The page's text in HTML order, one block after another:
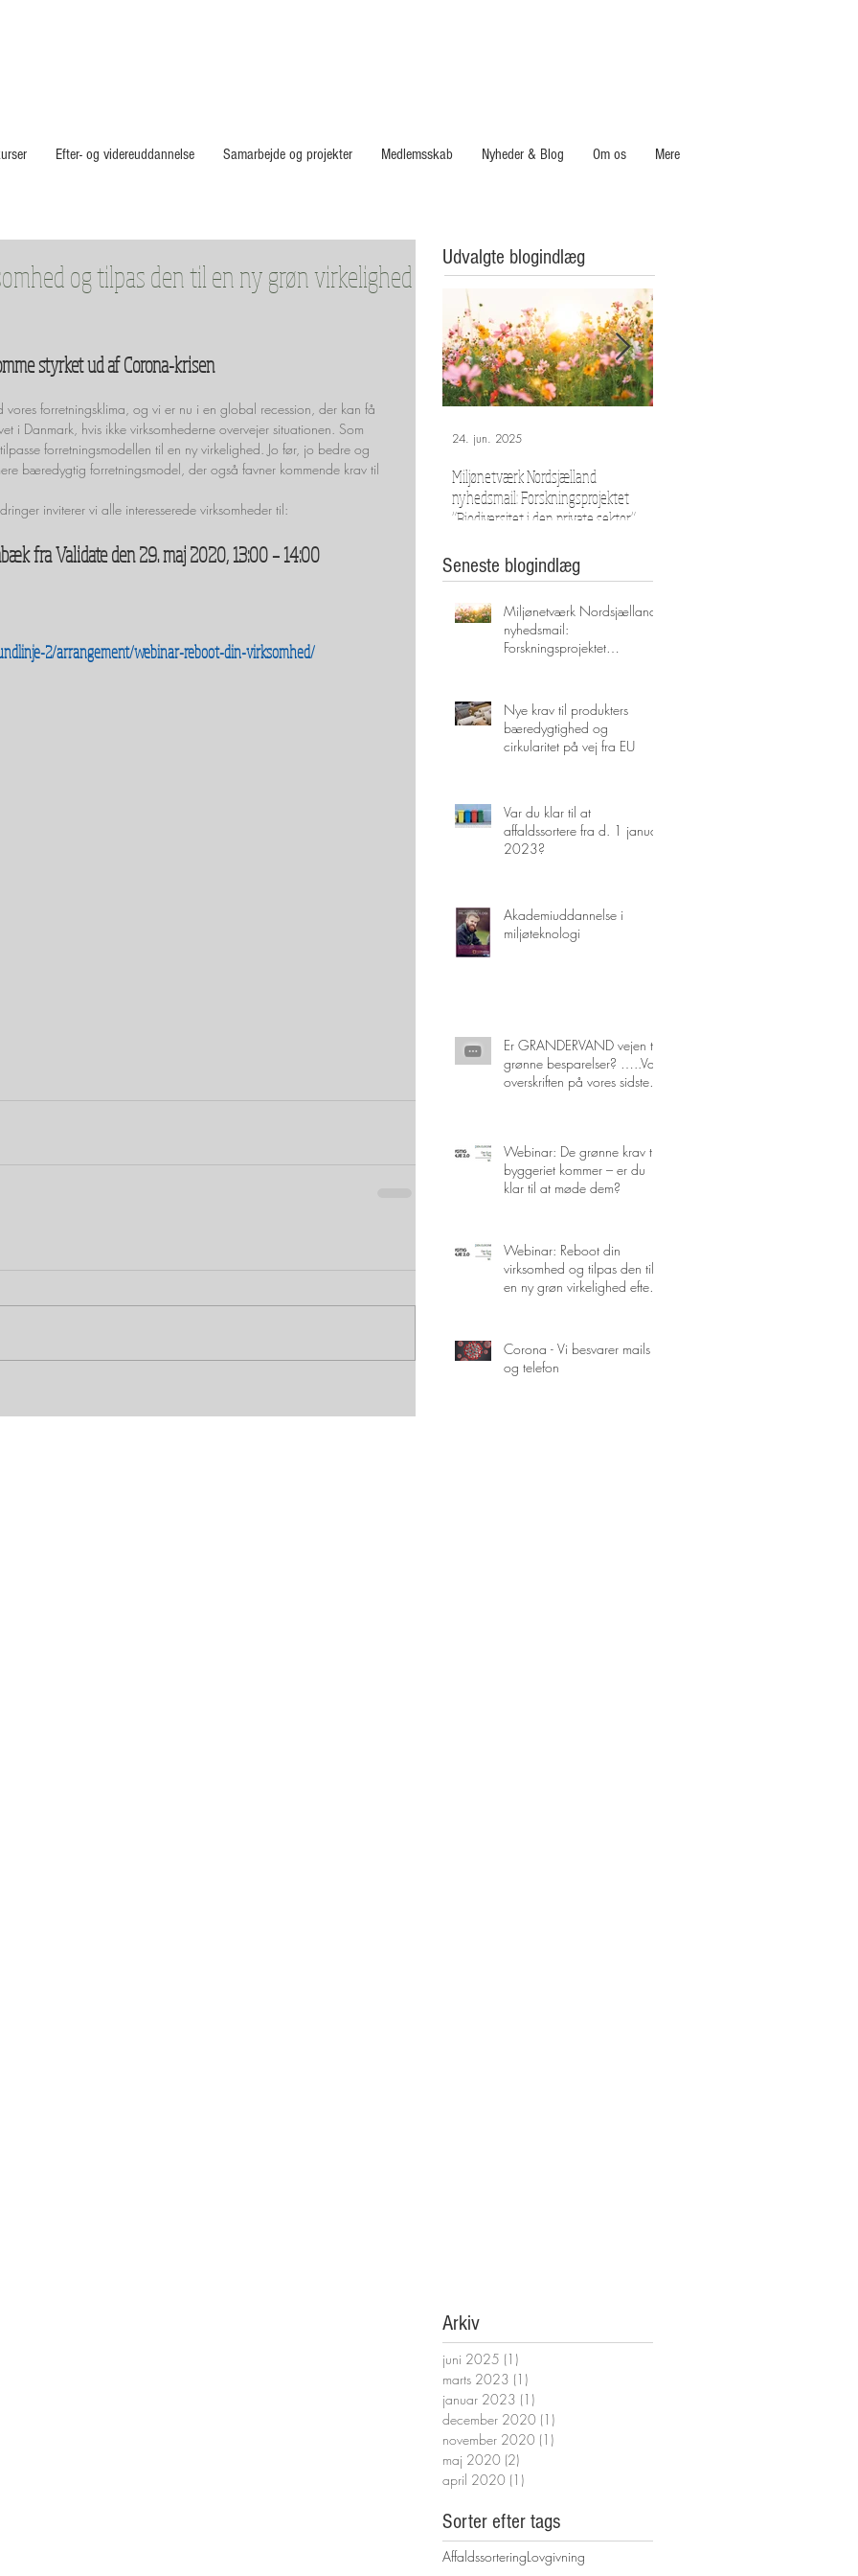
og tilpas den til en ny grøn virkelighed
styrket ud af Corona-krisen
forretningsklima, og vi er nu i en global recession, der kan få
i Danmark, hvis ikke virksomhederne overvejer situationen. Som
forretningsmodellen til en ny virkelighed. Jo før, jo bedre og
bæredygtig forretningsmodel, der også favner kommende krav til
inviterer vi alle interesserede virksomheder til:
fra Validate den 29. maj 2020, 13:00 – 14:00
2/arrangement/webinar-reboot-din-virksomhed/
Udvalgte blogindlæg
Miljønetværk Nordsjælland
nyhedsmail: Forskningsprojektet
”Biodiversitet i den private sektor” – Vil
24. jun. 2025
Seneste blogindlæg
Miljønetværk Nordsjælland
nyhedsmail:
Forskningsprojektet
meget mere)
Nye krav til produkters
bæredygtighed og
cirkularitet på vej fra EU
Var du klar til at
affaldssortere fra d. 1 januar
2023?
Akademiuddannelse i
miljøteknologi
Er GRANDERVAND vejen til
grønne besparelser? …..Var
overskriften på vores sidste
Webinar: De grønne krav til
byggeriet kommer – er du
klar til at møde dem?
Webinar: Reboot din
virksomhed og tilpas den til
en ny grøn virkelighed efter
Corona - Vi besvarer mails
og telefon
Arkiv
juni 2025 (1)
marts 2023 (1)
januar 2023 (1)
december 2020 (1)
november 2020 (1)
maj 2020 (2)
april 2020 (1)
Sorter efter tags
AffaldssorteringLovgivning
Efter- og videreuddannelse Samarbejde og projekter Medlemsskab Nyheder & Blog Om os Mere